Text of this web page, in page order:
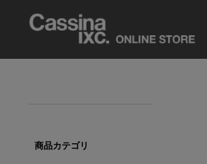
商品カテゴリ